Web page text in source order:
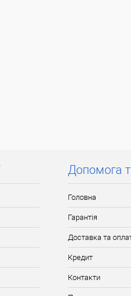
Допомога
Головна
Гарантія
Доставка та
Кредит
Контакти